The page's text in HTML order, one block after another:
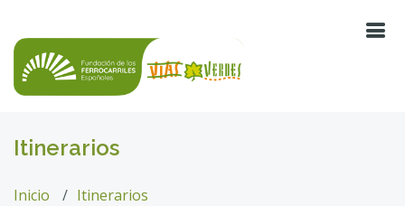
Itinerarios
Inicio Itinerarios